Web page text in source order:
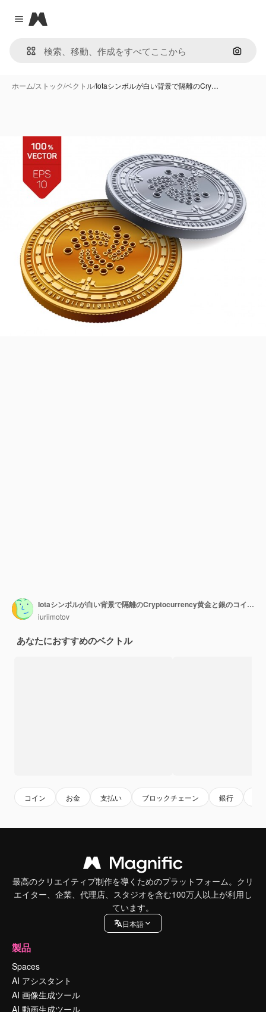
Close menu
Magnific
画像で
ホーム/ストック/ベクトル/Iotaシンボルが白い背景で隔離のCry…
Iotaシンボルが白い背景で隔離のCryptocurrency黄金と銀のコイン。
iuriimotov
あなたにおすすめのベクトル
コイン お金 支払い ブロックチェーン 銀行
最高のクリエイティブ制作を導くためのプラットフォーム。クリ
エイター、企業、代理店、スタジオを含む100万人以上が利用し
ています。
日本語
製品
Spaces
AI アシスタント
AI 画像生成ツール
AI 動画生成ツール